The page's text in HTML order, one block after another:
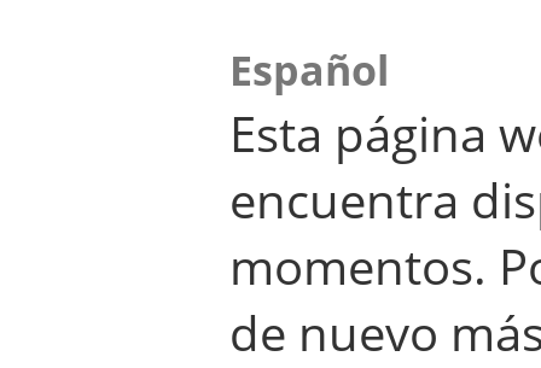
Español
Esta página
encuentra
momentos.
de nuevo